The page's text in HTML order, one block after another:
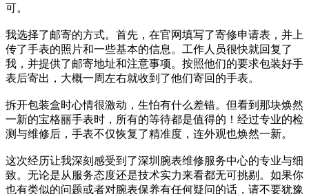
可。
我选择了邮寄的方式。首先，在官网填写了寄修申请表，并上
传了手表的照片和一些基本的信息。工作人员很快就回复了
我，并提供了邮寄地址和注意事项。按照他们的要求包装好手
表后寄出，大概一周左右就收到了他们寄回的手表。
拆开包装盒时心情很激动，生怕有什么差错。但看到那块焕然
一新的宝格丽手表时，所有的等待都是值得的！经过专业的检
测与维修后，手表不仅恢复了精准度，连外观也焕然一新。
这次经历让我深刻感受到了深圳腕表维修服务中心的专业与细
致。无论是从服务态度还是技术实力来看都无可挑剔。如果你
也有类似的问题或者对腕表保养有任何疑问的话，请不要犹豫